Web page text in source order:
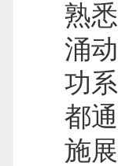
熟
涌
功
都
施